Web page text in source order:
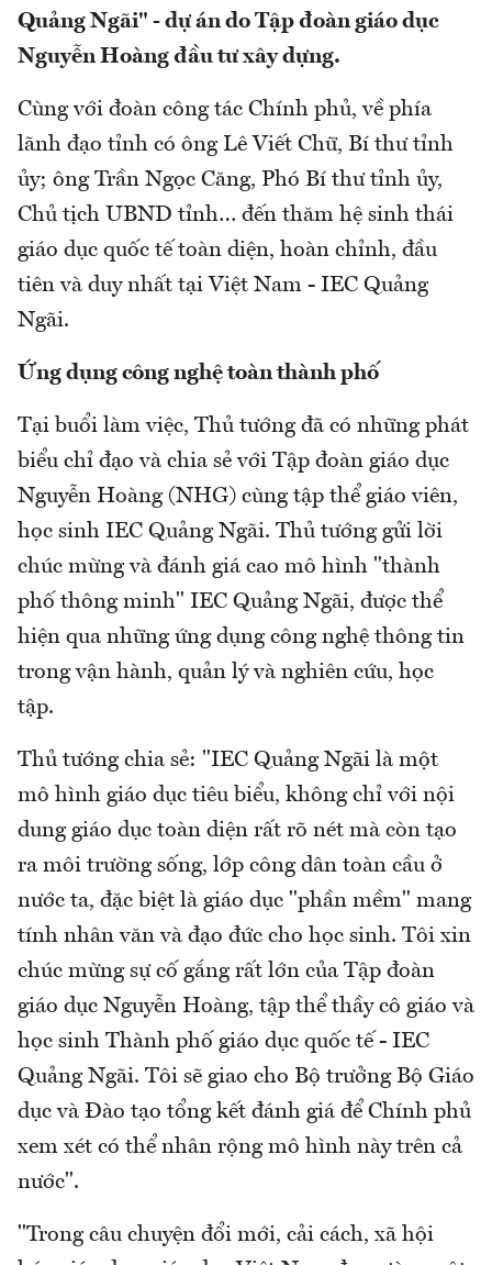
Quảng Ngãi" - dự án do Tập đoàn giáo dục
Nguyễn Hoàng đầu tư xây dựng.
Cùng với đoàn công tác Chính phủ, về phía
lãnh đạo tỉnh có ông Lê Viết Chữ, Bí thư tỉnh
ủy; ông Trần Ngọc Căng, Phó Bí thư tỉnh ủy,
Chủ tịch UBND tỉnh… đến thăm hệ sinh thái
giáo dục quốc tế toàn diện, hoàn chỉnh, đầu
tiên và duy nhất tại Việt Nam - IEC Quảng
Ngãi.
Ứng dụng công nghệ toàn thành phố
Tại buổi làm việc, Thủ tướng đã có những phát
biểu chỉ đạo và chia sẻ với Tập đoàn giáo dục
Nguyễn Hoàng (NHG) cùng tập thể giáo viên,
học sinh IEC Quảng Ngãi. Thủ tướng gửi lời
chúc mừng và đánh giá cao mô hình "thành
phố thông minh" IEC Quảng Ngãi, được thể
hiện qua những ứng dụng công nghệ thông tin
trong vận hành, quản lý và nghiên cứu, học
tập.
Thủ tướng chia sẻ: "IEC Quảng Ngãi là một
mô hình giáo dục tiêu biểu, không chỉ với nội
dung giáo dục toàn diện rất rõ nét mà còn tạo
ra môi trường sống, lớp công dân toàn cầu ở
nước ta, đặc biệt là giáo dục "phần mềm" mang
tính nhân văn và đạo đức cho học sinh. Tôi xin
chúc mừng sự cố gắng rất lớn của Tập đoàn
giáo dục Nguyễn Hoàng, tập thể thầy cô giáo và
học sinh Thành phố giáo dục quốc tế - IEC
Quảng Ngãi. Tôi sẽ giao cho Bộ trưởng Bộ Giáo
dục và Đào tạo tổng kết đánh giá để Chính phủ
xem xét có thể nhân rộng mô hình này trên cả
nước".
"Trong câu chuyện đổi mới, cải cách, xã hội